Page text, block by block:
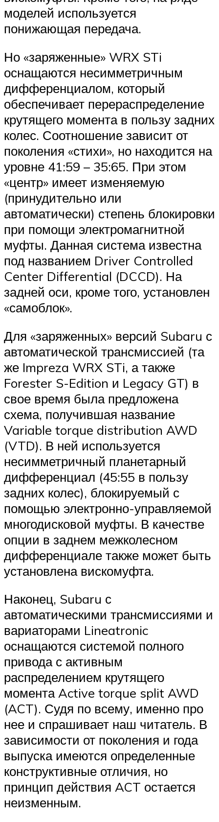
моделей используется
понижающая передача.
Но «заряженные» WRX STi
оснащаются несимметричным
дифференциалом, который
обеспечивает перераспределение
крутящего момента в пользу задних
колес. Соотношение зависит от
поколения «стихи», но находится на
уровне 41:59 – 35:65. При этом
«центр» имеет изменяемую
(принудительно или
автоматически) степень блокировки
при помощи электромагнитной
муфты. Данная система известна
под названием Driver Controlled
Center Differential (DCCD). На
задней оси, кроме того, установлен
«самоблок».
Для «заряженных» версий Subaru с
автоматической трансмиссией (та
же Impreza WRX STi, а также
Forester S-Edition и Legacy GT) в
свое время была предложена
схема, получившая название
Variable torque distribution AWD
(VTD). В ней используется
несимметричный планетарный
дифференциал (45:55 в пользу
задних колес), блокируемый с
помощью электронно-управляемой
многодисковой муфты. В качестве
опции в заднем межколесном
дифференциале также может быть
установлена вискомуфта.
Наконец, Subaru с
автоматическими трансмиссиями и
вариаторами Lineatronic
оснащаются системой полного
привода с активным
распределением крутящего
момента Active torque split AWD
(ACT). Судя по всему, именно про
нее и спрашивает наш читатель. В
зависимости от поколения и года
выпуска имеются определенные
конструктивные отличия, но
принцип действия ACT остается
неизменным.